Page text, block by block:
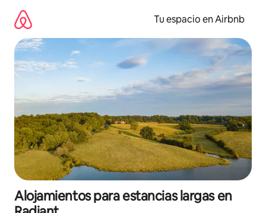
contenido
Tu espacio en Airbnb
Alojamientos para estancias largas en